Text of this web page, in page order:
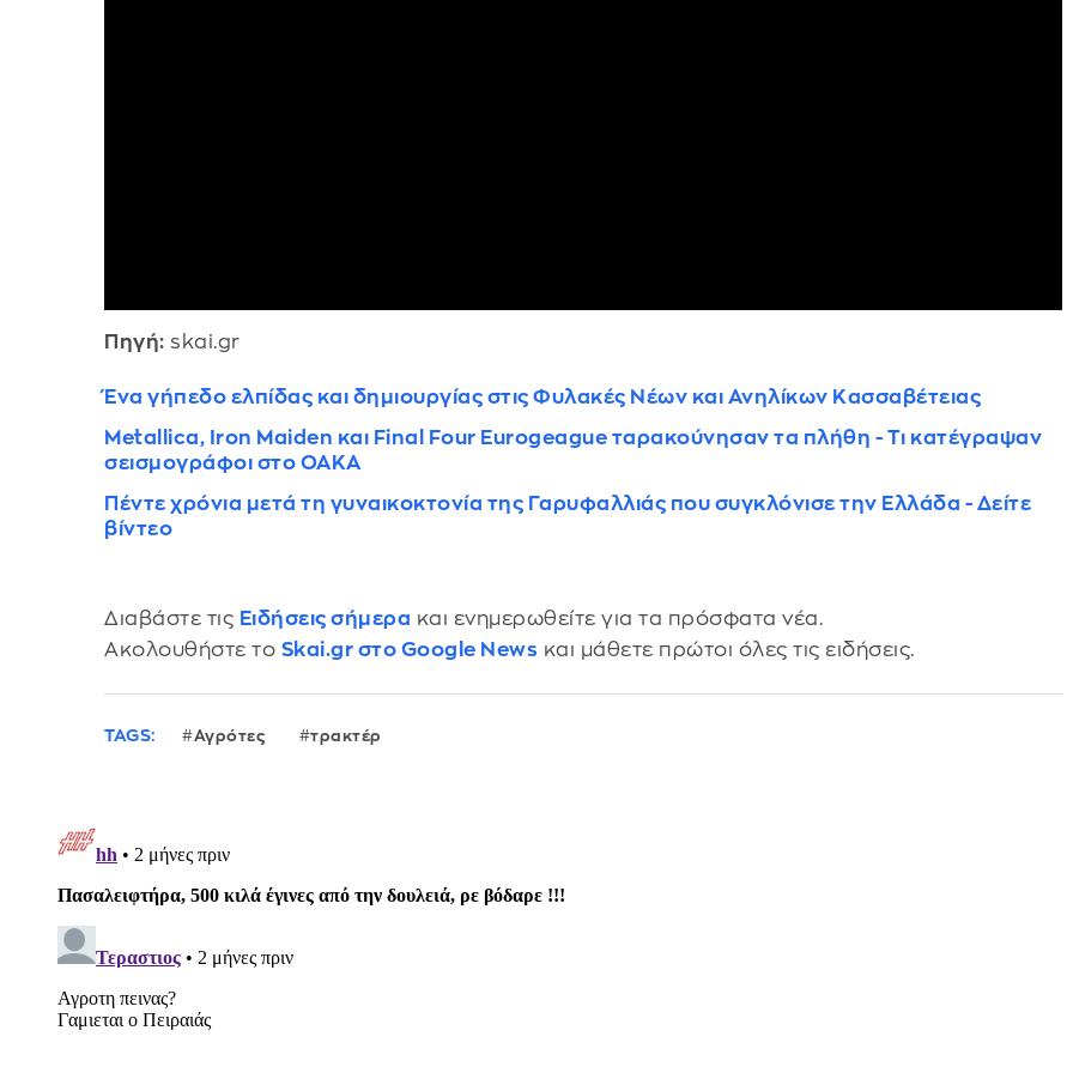
Πηγή: skai.gr
Ένα γήπεδο ελπίδας και δημιουργίας στις Φυλακές Νέων και Ανηλίκων Κασσαβέτειας
Metallica, Iron Maiden και Final Four Eurogeague ταρακούνησαν τα πλήθη - Τι κατέγραψαν
σεισμογράφοι στο ΟΑΚΑ
Πέντε χρόνια μετά τη γυναικοκτονία της Γαρυφαλλιάς που συγκλόνισε την Ελλάδα - Δείτε
βίντεο
Διαβάστε τις Ειδήσεις σήμερα και ενημερωθείτε για τα πρόσφατα νέα.
Ακολουθήστε το Skai.gr στο Google News και μάθετε πρώτοι όλες τις ειδήσεις.
TAGS: Αγρότες τρακτέρ